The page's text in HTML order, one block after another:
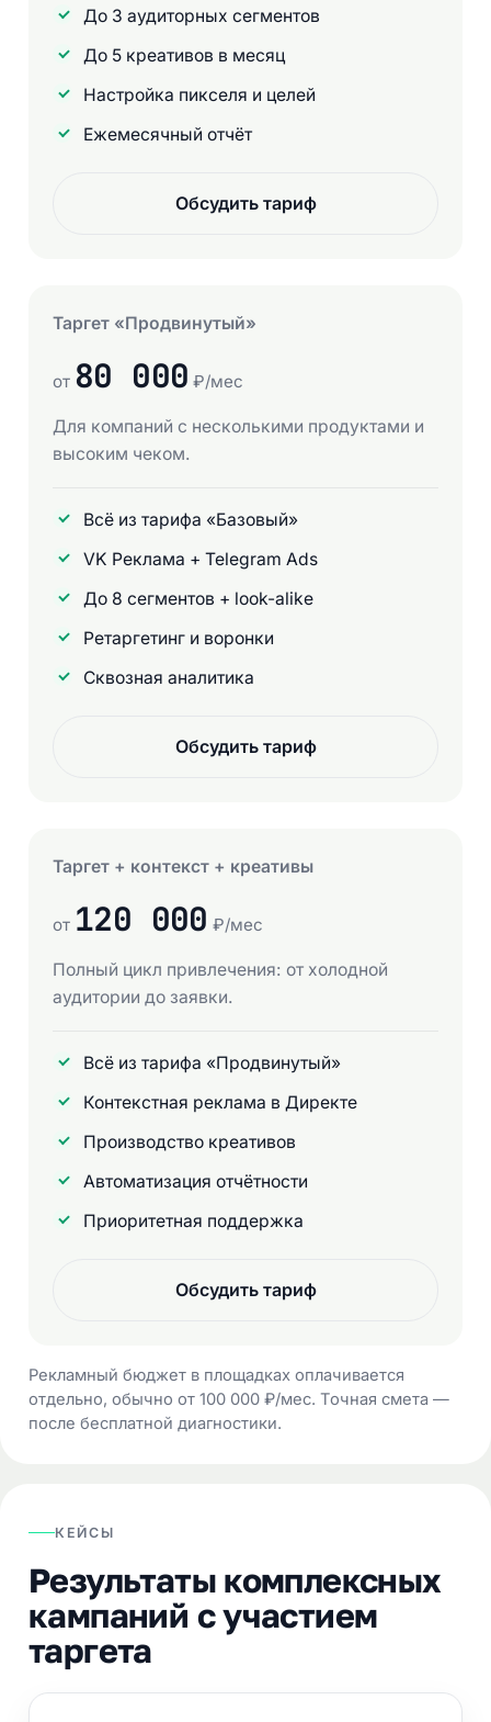
До 3 аудиторных сегментов
До 5 креативов в месяц
Настройка пикселя и целей
Ежемесячный отчёт
Обсудить тариф
Таргет «Продвинутый»
от 80 000 ₽/мес
Для компаний с несколькими продуктами и
высоким чеком.
Всё из тарифа «Базовый»
VK Реклама + Telegram Ads
До 8 сегментов + look-alike
Ретаргетинг и воронки
Сквозная аналитика
Обсудить тариф
Таргет + контекст + креативы
от 120 000 ₽/мес
Полный цикл привлечения: от холодной
аудитории до заявки.
Всё из тарифа «Продвинутый»
Контекстная реклама в Директе
Производство креативов
Автоматизация отчётности
Приоритетная поддержка
Обсудить тариф
Рекламный бюджет в площадках оплачивается
отдельно, обычно от 100 000 ₽/мес. Точная смета —
после бесплатной диагностики.
КЕЙСЫ
Результаты комплексных
кампаний с участием
таргета